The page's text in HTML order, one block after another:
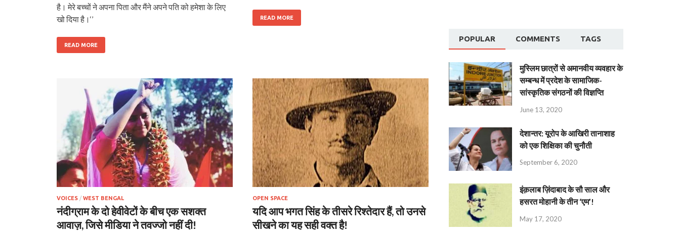
है। मेरे बच्चों ने अपना पिता और मैंने अपने पति को हमेशा के लिए
खो दिया है।‘’
READ MORE
READ MORE
VOICES / WEST BENGAL
नंदीग्राम के दो हेवीवेटों के बीच एक सशक्त
आवाज़, जिसे मीडिया ने तवज्जो नहीं दी!
OPEN SPACE
यदि आप भगत सिंह के तीसरे रिश्तेदार हैं, तो उनसे
सीखने का यह सही वक्त है!
POPULAR COMMENTS TAGS
मुस्लिम छात्रों से अमानवीय व्यवहार के
सम्बन्ध में प्रदेश के सामाजिक-
सांस्कृतिक संगठनों की विज्ञप्ति
June 13, 2020
देशान्‍तर: यूरोप के आखिरी तानाशाह
को एक शिक्षिका की चुनौती
September 6, 2020
इंक़लाब ज़िंदाबाद के सौ साल और
हसरत मोहानी के तीन ‘एम’!
May 17, 2020